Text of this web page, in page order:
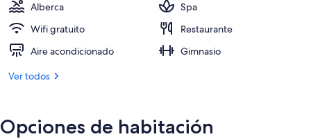
Alberca
Spa
Wifi gratuito
Restaurante
Aire acondicionado
Gimnasio
Ver todos
Opciones de habitación